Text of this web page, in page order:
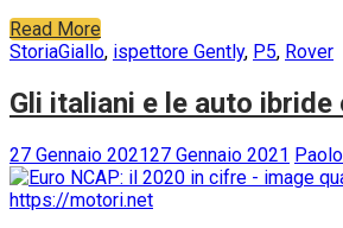
Read More
StoriaGiallo, ispettore Gently, P5, Rover
Gli italiani e le auto
27 Gennaio 202127 Gennaio 2021